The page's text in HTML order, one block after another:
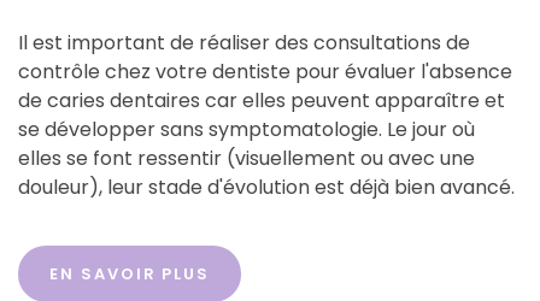
Il est important de réaliser des consultations de
contrôle chez votre dentiste pour évaluer l'absence
de caries dentaires car elles peuvent apparaître et
se développer sans symptomatologie. Le jour où
elles se font ressentir (visuellement ou avec une
douleur), leur stade d'évolution est déjà bien avancé.
EN SAVOIR PLUS